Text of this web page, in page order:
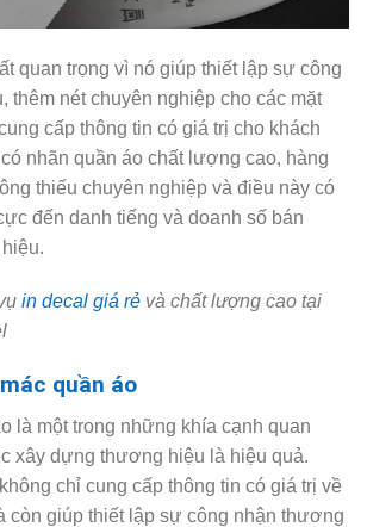
quan trọng vì nó giúp thiết lập sự công
thêm nét chuyên nghiệp cho các mặt
cấp thông tin có giá trị cho khách
nhãn quần áo chất lượng cao, hàng
thiếu chuyên nghiệp và điều này có
đến danh tiếng và doanh số bán
in decal giá rẻ và chất lượng cao tại
quần áo
là một trong những khía cạnh quan
xây dựng thương hiệu là hiệu quả.
chỉ cung cấp thông tin có giá trị về
còn giúp thiết lập sự công nhận thương